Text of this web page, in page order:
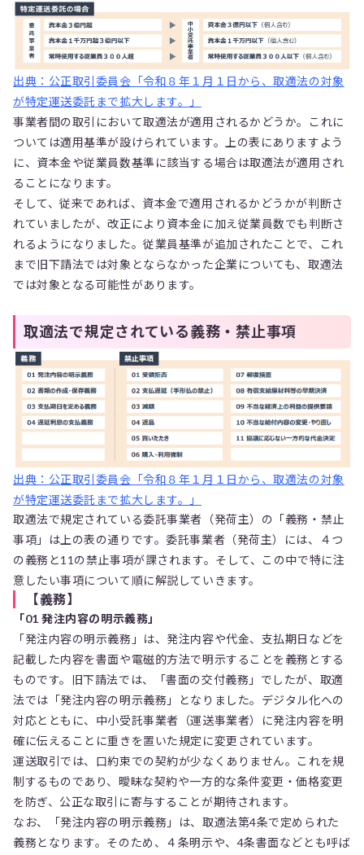
出典：公正取引委員会「令和８年１月１日から、取適法の対象
が特定運送委託まで拡大します。」
事業者間の取引において取適法が適用されるかどうか。これに
ついては適用基準が設けられています。上の表にありますよう
に、資本金や従業員数基準に該当する場合は取適法が適用され
ることになります。
そして、従来であれば、資本金で適用されるかどうかが判断さ
れていましたが、改正により資本金に加え従業員数でも判断さ
れるようになりました。従業員基準が追加されたことで、これ
まで旧下請法では対象とならなかった企業についても、取適法
では対象となる可能性があります。
取適法で規定されている義務・禁止事項
出典：公正取引委員会「令和８年１月１日から、取適法の対象
が特定運送委託まで拡大します。」
取適法で規定されている委託事業者（発荷主）の「義務・禁止
事項」は上の表の通りです。委託事業者（発荷主）には、４つ
の義務と11の禁止事項が課されます。そして、この中で特に注
意したい事項について順に解説していきます。
【義務】
「01 発注内容の明示義務」
「発注内容の明示義務」は、発注内容や代金、支払期日などを
記載した内容を書面や電磁的方法で明示することを義務とする
ものです。旧下請法では、「書面の交付義務」でしたが、取適
法では「発注内容の明示義務」となりました。デジタル化への
対応とともに、中小受託事業者（運送事業者）に発注内容を明
確に伝えることに重きを置いた規定に変更されています。
運送取引では、口約束での契約が少なくありません。これを規
制するものであり、曖昧な契約や一方的な条件変更・価格変更
を防ぎ、公正な取引に寄与することが期待されます。
なお、「発注内容の明示義務」は、取適法第4条で定められた
義務となります。そのため、４条明示や、4条書面などとも呼ば